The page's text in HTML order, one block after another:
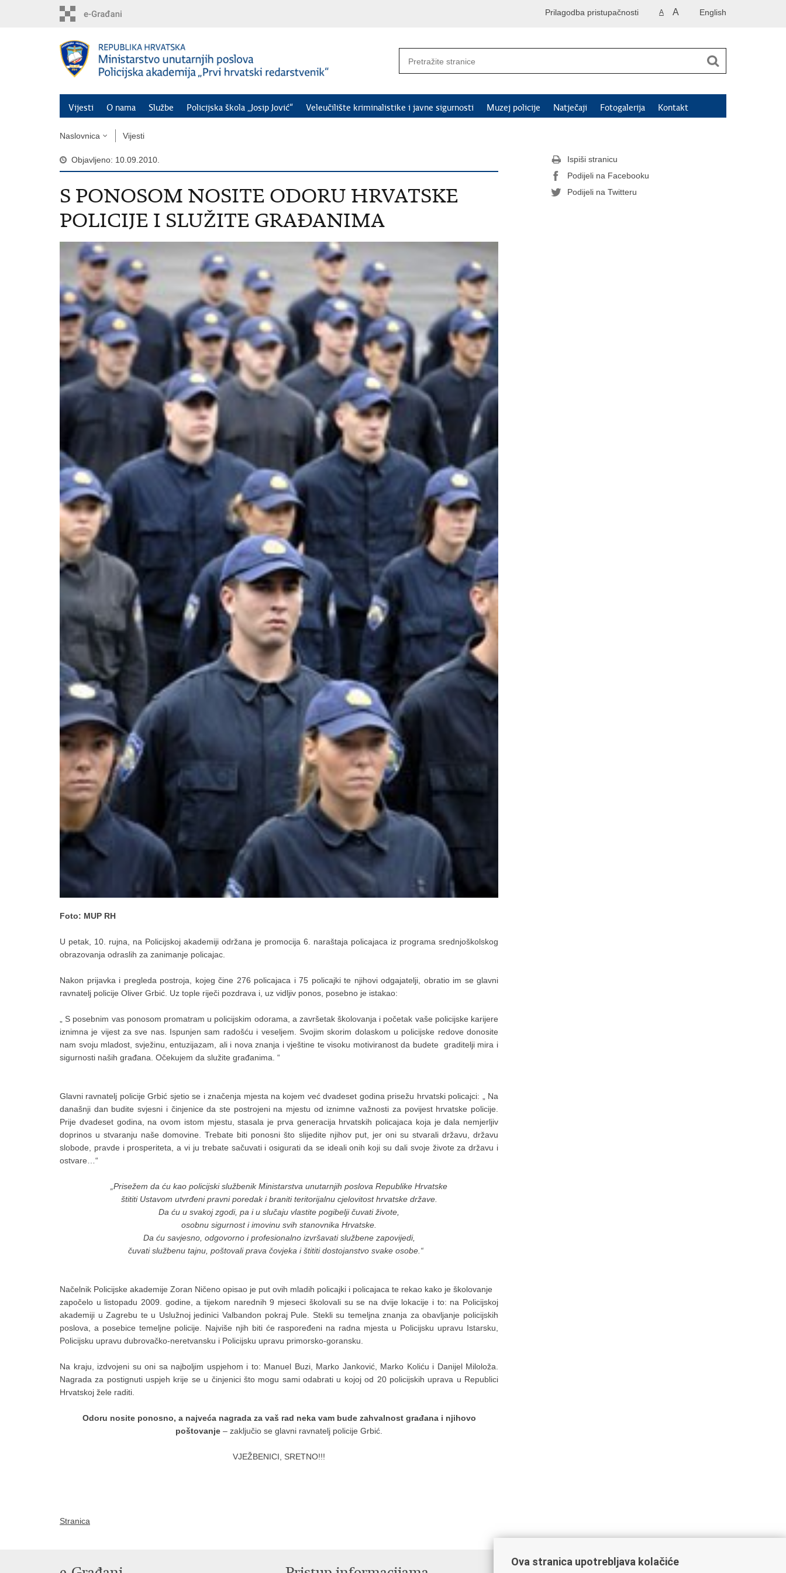
English
A A
Prilagodba pristupačnosti
Vijesti O nama Službe Policijska škola „Josip Jović“ Veleučilište kriminalistike i javne sigurnosti Muzej policije Natječaji Fotogalerija Kontakt
Naslovnica Vijesti
Objavljeno: 10.09.2010.
S PONOSOM NOSITE ODORU HRVATSKE
POLICIJE I SLUŽITE GRAĐANIMA
Foto: MUP RH
U petak, 10. rujna, na Policijskoj akademiji održana je promocija 6. naraštaja policajaca iz programa srednjoškolskog
obrazovanja odraslih za zanimanje policajac.
Nakon prijavka i pregleda postroja, kojeg čine 276 policajaca i 75 policajki te njihovi odgajatelji, obratio im se glavni
ravnatelj policije Oliver Grbić. Uz tople riječi pozdrava i, uz vidljiv ponos, posebno je istakao:
„ S posebnim vas ponosom promatram u policijskim odorama, a završetak školovanja i početak vaše policijske karijere
iznimna je vijest za sve nas. Ispunjen sam radošću i veseljem. Svojim skorim dolaskom u policijske redove donosite
nam svoju mladost, svježinu, entuzijazam, ali i nova znanja i vještine te visoku motiviranost da budete graditelji mira i
sigurnosti naših građana. Očekujem da služite građanima. “
Glavni ravnatelj policije Grbić sjetio se i značenja mjesta na kojem već dvadeset godina prisežu hrvatski policajci: „ Na
današnji dan budite svjesni i činjenice da ste postrojeni na mjestu od iznimne važnosti za povijest hrvatske policije.
Prije dvadeset godina, na ovom istom mjestu, stasala je prva generacija hrvatskih policajaca koja je dala nemjerljiv
doprinos u stvaranju naše domovine. Trebate biti ponosni što slijedite njihov put, jer oni su stvarali državu, državu
slobode, pravde i prosperiteta, a vi ju trebate sačuvati i osigurati da se ideali onih koji su dali svoje živote za državu i
ostvare…“
„Prisežem da ću kao policijski službenik Ministarstva unutarnjih poslova Republike Hrvatske
štititi Ustavom utvrđeni pravni poredak i braniti teritorijalnu cjelovitost hrvatske države.
Da ću u svakoj zgodi, pa i u slučaju vlastite pogibelji čuvati živote,
osobnu sigurnost i imovinu svih stanovnika Hrvatske.
Da ću savjesno, odgovorno i profesionalno izvršavati službene zapovijedi,
čuvati službenu tajnu, poštovali prava čovjeka i štititi dostojanstvo svake osobe.“
Načelnik Policijske akademije Zoran Ničeno opisao je put ovih mladih policajki i policajaca te rekao kako je školovanje
započelo u listopadu 2009. godine, a tijekom narednih 9 mjeseci školovali su se na dvije lokacije i to: na Policijskoj
akademiji u Zagrebu te u Uslužnoj jedinici Valbandon pokraj Pule. Stekli su temeljna znanja za obavljanje policijskih
poslova, a posebice temeljne policije. Najviše njih biti će raspoređeni na radna mjesta u Policijsku upravu Istarsku,
Policijsku upravu dubrovačko-neretvansku i Policijsku upravu primorsko-goransku.
Na kraju, izdvojeni su oni sa najboljim uspjehom i to: Manuel Buzi, Marko Janković, Marko Koliću i Danijel Miloloža.
Nagrada za postignuti uspjeh krije se u činjenici što mogu sami odabrati u kojoj od 20 policijskih uprava u Republici
Hrvatskoj žele raditi.
Odoru nosite ponosno, a najveća nagrada za vaš rad neka vam bude zahvalnost građana i njihovo
poštovanje – zaključio se glavni ravnatelj policije Grbić.
VJEŽBENICI, SRETNO!!!
Stranica
Ispiši stranicu
Podijeli na Facebooku
Podijeli na Twitteru
Ova stranica upotrebljava kolačiće